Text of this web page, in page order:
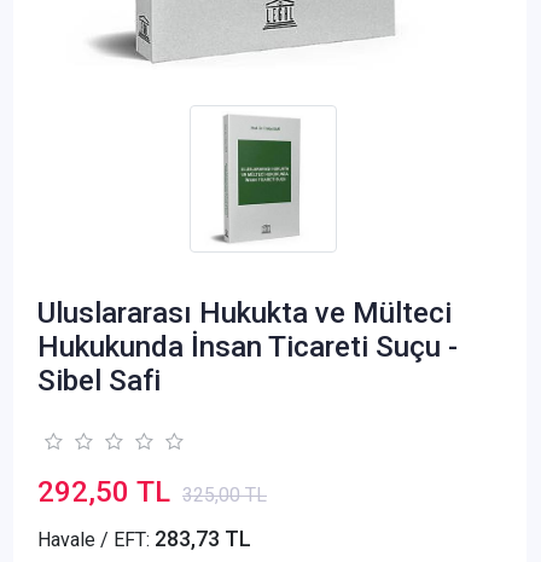
Uluslararası Hukukta ve Mülteci
Hukukunda İnsan Ticareti Suçu -
Sibel Safi
292,50 TL 325,00 TL
Havale / EFT: 283,73 TL